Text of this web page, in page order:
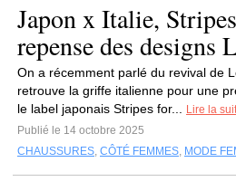
Japon x Italie,
repense des designs
On a récemment parlé du revival de
retrouve la griffe italienne pour une
le label japonais Stripes for...
Lire la
Publié le 14 octobre 2025
CHAUSSURES, CÔTÉ FEMMES, MODE